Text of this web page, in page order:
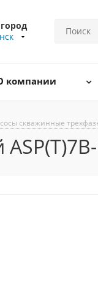
компании
скважинные